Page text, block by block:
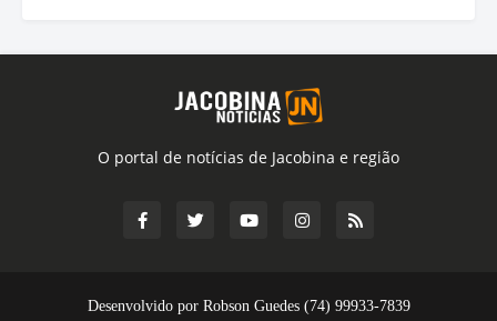
O portal de notícias de Jacobina e região
Desenvolvido por Robson Guedes (74) 99933-7839